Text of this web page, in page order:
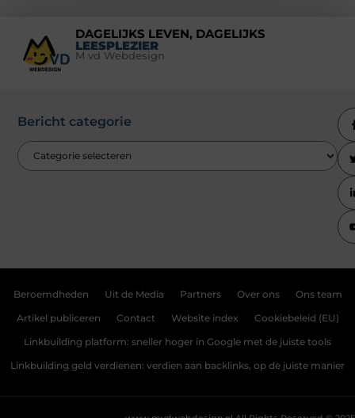
DAGELIJKS LEVEN, DAGELIJKS
LEESPLEZIER
M vd Webdesign
Bericht categorie
Beroemdheden Uit de Media Partners Over ons Ons team
Artikel publiceren Contact Website index Cookiebeleid (EU)
Linkbuilding platform: sneller hoger in Google met de juiste tools
Linkbuilding geld verdienen: verdien aan backlinks, op de juiste manier